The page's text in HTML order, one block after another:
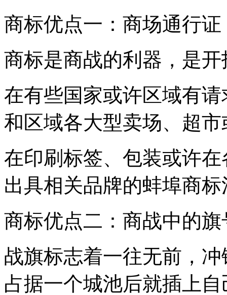
商标优点一：商场通行证
商标是商战的利器，是
在有些国家或许区域有
和区域各大型卖场、超
在印刷标签、包装或许
出具相关品牌的蚌埠商
商标优点二：商战中的旗
战旗标志着一往无前，
占据一个城池后就插上